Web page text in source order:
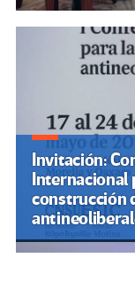
Invitación:
Internacional
construcción